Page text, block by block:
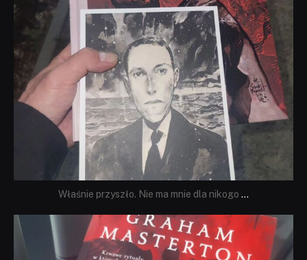
Właśnie przyszło. Nie ma mnie dla nikogo ...
dobryhorror
Sie 23